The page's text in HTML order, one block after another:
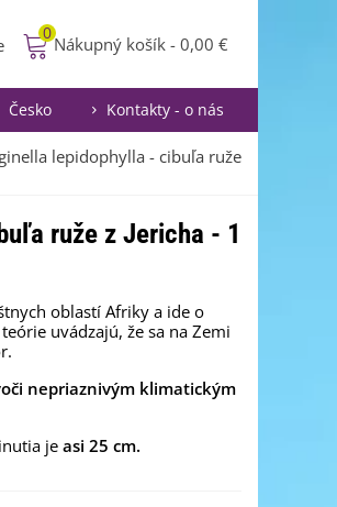
0
Nákupný košík - 0,00 €
Česko Kontakty - o nás
lepidophylla - cibuľa ruže
ruže z Jericha - 1
oblastí Afriky a ide o
uvádzajú, že sa na Zemi
nepriaznivým klimatickým
jeasi 25 cm.